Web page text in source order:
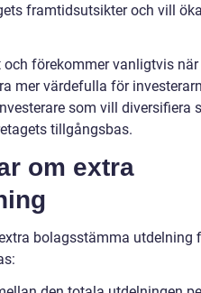
framtidsutsikter och vill
förekommer vanligtvis
mer värdefulla för
som vill diversifiera
tillgångsbas.
om extra
bolagsstämma utdelning